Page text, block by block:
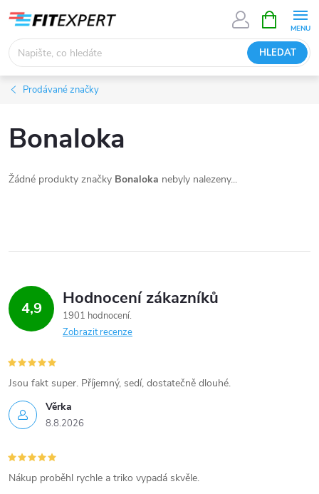
obsah
HLEDAT
NÁKUPNÍ
KOŠÍK
Prodávané značky
Bonaloka
Žádné produkty značky Bonaloka nebyly nalezeny...
4,9 Hodnocení zákazníků
1901 hodnocení
Zobrazit recenze
Věrka
8.8.2026
Jsou fakt super. Příjemný, sedí, dostatečně dlouhé.
Nákup proběhl rychle a triko vypadá skvěle.